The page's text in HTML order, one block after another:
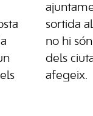
sortida
no hi
dels
afegeix.